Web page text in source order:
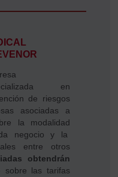
en
de riesgos
asociadas a
la modalidad
negocio y la
entre otros
obtendrán
sobre las tarifas